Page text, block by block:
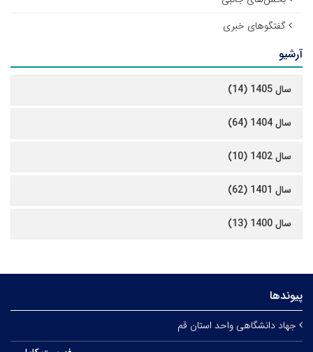
گفتگوهای خبری
آرشیو
سال 1405 (14)
سال 1404 (64)
سال 1402 (10)
سال 1401 (62)
سال 1400 (13)
پیوندها
جهاد دانشگاهی واحد استان قم